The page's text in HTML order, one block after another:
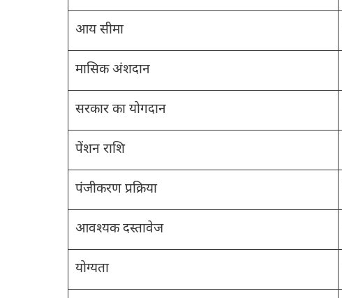
आय सीमा
मासिक अंशदान
सरकार का योगदान
पेंशन राशि
पंजीकरण प्रक्रिया
आवश्यक दस्तावेज
योग्यता